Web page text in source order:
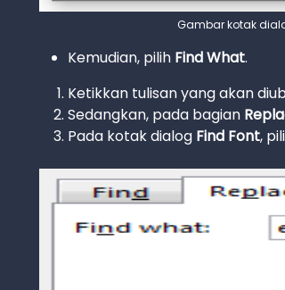
Gambar kotak
Kemudian, pilih Find What.
Ketikkan tulisan yang akan
Sedangkan, pada bagian
Pada kotak dialog Find Font,